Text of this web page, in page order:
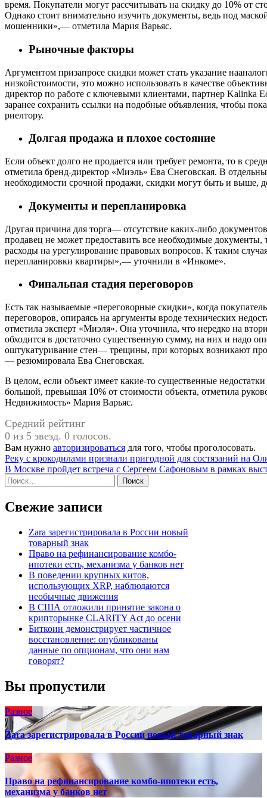
время. Покупатели могут рассчитывать на скидку до 10% от
Однако стоит внимательно изучить документы, ведь под
мошенники»,— отметила Мария Варьяс.
Рыночные факторы
Аргументом призапросе скидки может стать указание
низкойстоимости, это можно использовать в качестве
директор по работе с ключевыми клиентами, партнер Kalinka
заранее сохранить ссылки на подобные объявления, чтобы
риелтору.
Долгая продажа и плохое состояние
Если объект долго не продается или требует ремонта, то в
отметила бренд-директор «Миэль» Ева Снеговская. В
необходимости срочной продажи, скидки могут быть и выше,
Документы и перепланировка
Другая причина для торга— отсутствие каких-либо
продавец не может предоставить все необходимые
расходы на урегулирование правовых вопросов. К таким
перепланировки квартиры»,— уточнили в «Инкоме».
Финальная стадия переговоров
Есть так называемые «переговорные скидки», когда
переговоров, опираясь на аргументы вроде технических
отметила эксперт «Миэля». Она уточнила, что нередко на
обходится в достаточно существенную сумму, на них и надо
оштукатуривание стен— трещины, при которых возникают
— резюмировала Ева Снеговская.
В целом, если объект имеет какие-то существенные
большой, превышая 10% от стоимости объекта, отметила
Недвижимость» Мария Варьяс.
Средний рейтинг
0 из 5 звезд. 0 голосов.
Вам нужно авторизироваться для того, чтобы проголосовать.
Навигация
по
записям
Реку с крокодилами признали пригодной для состязаний на
В Москве пройдет встреча с Сергеем Сафоновым в рамках
Найти:
Свежие записи
Zara зарегистрировала в России новый
товарный знак
Право на рефинансирование комбо-
ипотеки есть, механизма у банков нет
В поведении крупных китов,
использующих XRP, наблюдаются
необычные движения
В США отложили принятие закона о
крипторынке CLARITY Act до осени
Биткоин демонстрирует частичное
восстановление: опубликованы
данные по опционам, что они нам
говорят?
Вы пропустили
Разное
Zara зарегистрировала в России новый товарный знак
Разное
Право на рефинансирование комбо-ипотеки есть,
механизма у банков нет